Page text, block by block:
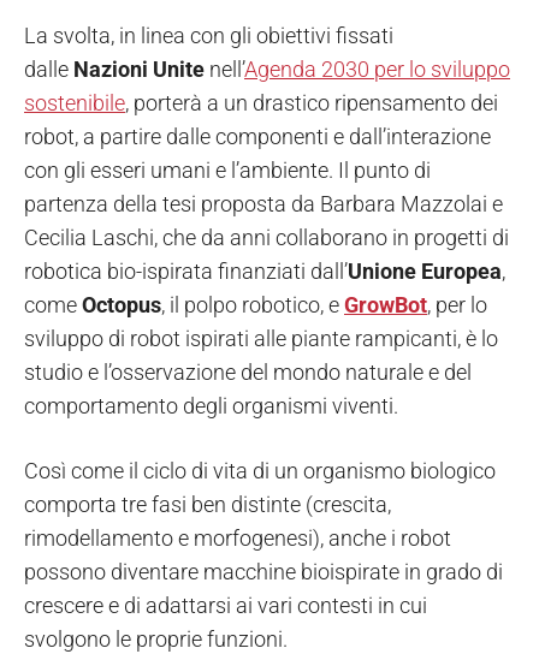
La svolta, in linea con gli obiettivi fissati
dalle Nazioni Unite nell’Agenda 2030 per lo sviluppo
sostenibile, porterà a un drastico ripensamento dei
robot, a partire dalle componenti e dall’interazione
con gli esseri umani e l’ambiente. Il punto di
partenza della tesi proposta da Barbara Mazzolai e
Cecilia Laschi, che da anni collaborano in progetti di
robotica bio-ispirata finanziati dall’Unione Europea,
comeOctopus, il polpo robotico, eGrowBot, per lo
sviluppo di robot ispirati alle piante rampicanti, è lo
studio e l’osservazione del mondo naturale e del
comportamento degli organismi viventi.
Così come il ciclo di vita di un organismo biologico
comporta tre fasi ben distinte (crescita,
rimodellamento e morfogenesi), anche i robot
possono diventare macchine bioispirate in grado di
crescere e di adattarsi ai vari contesti in cui
svolgono le proprie funzioni.